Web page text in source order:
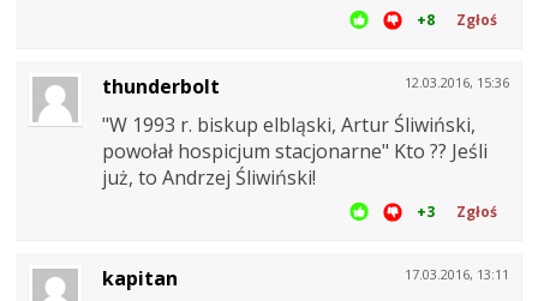
+8 Zgłoś
12.03.2016, 15:36
thunderbolt
"W 1993 r. biskup elbląski, Artur Śliwiński,
powołał hospicjum stacjonarne" Kto ?? Jeśli
już, to Andrzej Śliwiński!
+3 Zgłoś
17.03.2016, 13:11
kapitan